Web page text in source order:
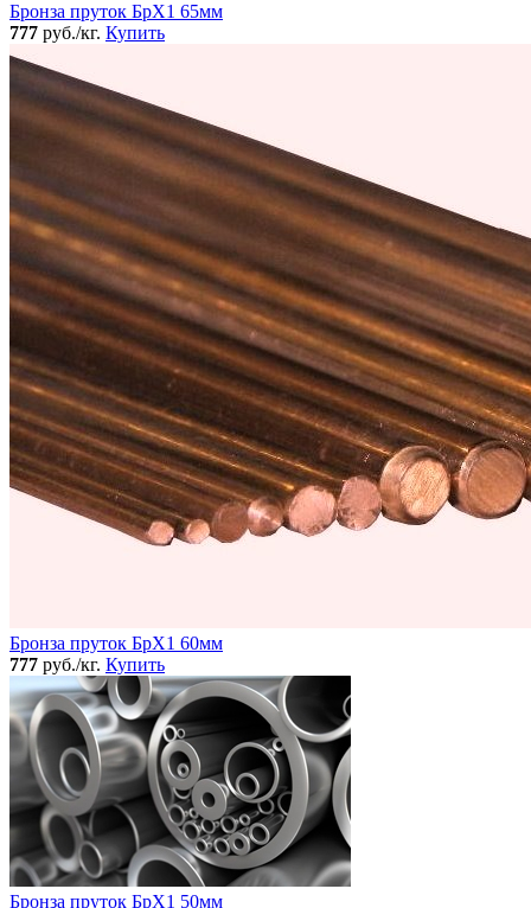
Бронза пруток БрХ1 65мм
777 руб./кг. Купить
Бронза пруток БрХ1 60мм
777 руб./кг. Купить
Бронза пруток БрХ1 50мм